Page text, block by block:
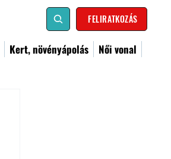
FELIRATKOZÁS
Kert, növényápolás
Női vonal